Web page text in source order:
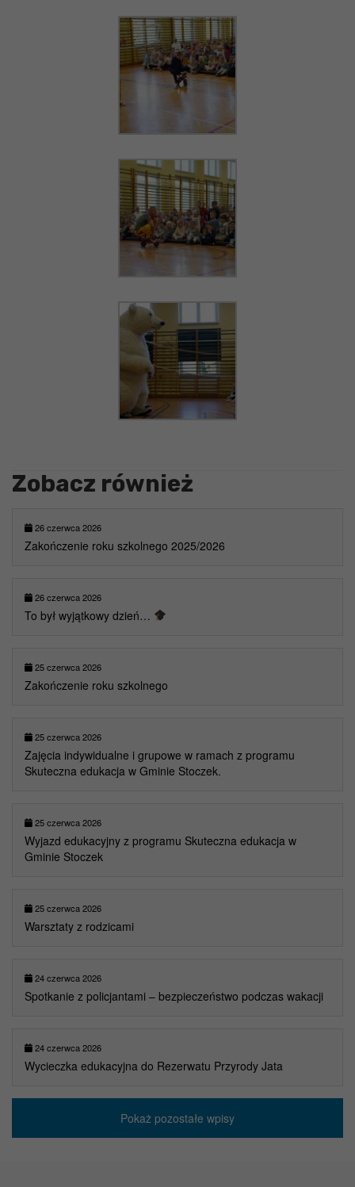
Zobacz również
26 czerwca 2026
Zakończenie roku szkolnego 2025/2026
26 czerwca 2026
To był wyjątkowy dzień…
25 czerwca 2026
Zakończenie roku szkolnego
25 czerwca 2026
Zajęcia indywidualne i grupowe w ramach z programu
Skuteczna edukacja w Gminie Stoczek.
25 czerwca 2026
Wyjazd edukacyjny z programu Skuteczna edukacja w
Gminie Stoczek
25 czerwca 2026
Warsztaty z rodzicami
24 czerwca 2026
Spotkanie z policjantami – bezpieczeństwo podczas wakacji
24 czerwca 2026
Wycieczka edukacyjna do Rezerwatu Przyrody Jata
Pokaż pozostałe wpisy